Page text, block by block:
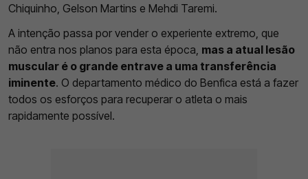
Chiquinho, Gelson Martins e Mehdi Taremi.
A intenção passa por vender o experiente extremo, que
não entra nos planos para esta época, mas a atual lesão
muscular é o grande entrave a uma transferência
iminente. O departamento médico do Benfica está a fazer
todos os esforços para recuperar o atleta o mais
rapidamente possível.